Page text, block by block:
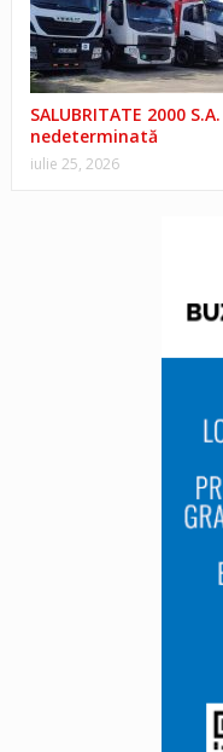
SALUBRITATE 2000
nedeterminată
iulie 25, 2026